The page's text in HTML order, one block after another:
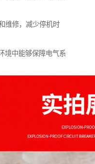
维修，减少停机时
境中能够保障电气系